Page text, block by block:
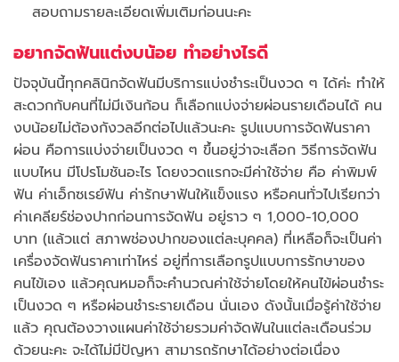
สอบถามรายละเอียดเพิ่มเติมก่อนนะคะ
อยากจัดฟันแต่งบน้อย ทำอย่างไรดี
ปัจจุบันนี้ทุกคลินิกจัดฟันมีบริการแบ่งชำระเป็นงวด ๆ ได้ค่ะ ทำให้
สะดวกกับคนที่ไม่มีเงินก้อน ก็เลือกแบ่งจ่ายผ่อนรายเดือนได้ คน
งบน้อยไม่ต้องกังวลอีกต่อไปแล้วนะคะ รูปแบบการจัดฟันราคา
ผ่อน คือการแบ่งจ่ายเป็นงวด ๆ ขึ้นอยู่ว่าจะเลือก วิธีการจัดฟัน
แบบไหน มีโปรโมชันอะไร โดยงวดแรกจะมีค่าใช้จ่าย คือ ค่าพิมพ์
ฟัน ค่าเอ็กซเรย์ฟัน ค่ารักษาฟันให้แข็งแรง หรือคนทั่วไปเรียกว่า
ค่าเคลียร์ช่องปากก่อนการจัดฟัน อยู่ราว ๆ 1,000-10,000
บาท (แล้วแต่ สภาพช่องปากของแต่ละบุคคล) ที่เหลือก็จะเป็นค่า
เครื่องจัดฟันราคาเท่าไหร่ อยู่ที่การเลือกรูปแบบการรักษาของ
คนไข้เอง แล้วคุณหมอก็จะคำนวณค่าใช้จ่ายโดยให้คนไข้ผ่อนชำระ
เป็นงวด ๆ หรือผ่อนชำระรายเดือน นั่นเอง ดังนั้นเมื่อรู้ค่าใช้จ่าย
แล้ว คุณต้องวางแผนค่าใช้จ่ายรวมค่าจัดฟันในแต่ละเดือนร่วม
ด้วยนะคะ จะได้ไม่มีปัญหา สามารถรักษาได้อย่างต่อเนื่อง